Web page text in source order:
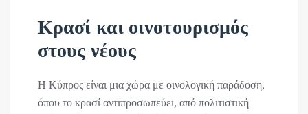
Κρασί και οινοτουρισμός
στους νέους
Η Κύπρος είναι μια χώρα με οινολογική παράδοση,
όπου το κρασί αντιπροσωπεύει, από πολιτιστική